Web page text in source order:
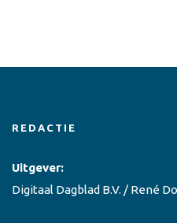
REDACTIE
Uitgever:
Digitaal Dagblad B.V. / René